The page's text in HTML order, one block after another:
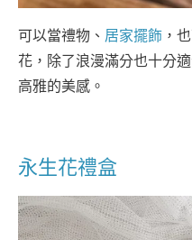
可以當禮物、 居家擺飾 ，
花，除了浪漫滿分也十分
高雅的美感。
永生花禮盒